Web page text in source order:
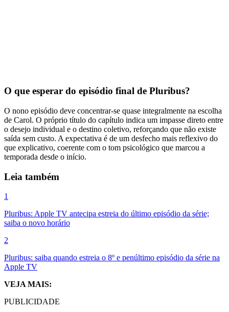
O que esperar do episódio final de Pluribus?
O nono episódio deve concentrar-se quase integralmente na escolha
de Carol. O próprio título do capítulo indica um impasse direto entre
o desejo individual e o destino coletivo, reforçando que não existe
saída sem custo. A expectativa é de um desfecho mais reflexivo do
que explicativo, coerente com o tom psicológico que marcou a
temporada desde o início.
Leia também
1
Pluribus: Apple TV antecipa estreia do último episódio da série;
saiba o novo horário
2
Pluribus: saiba quando estreia o 8º e penúltimo episódio da série na
Apple TV
VEJA MAIS:
PUBLICIDADE